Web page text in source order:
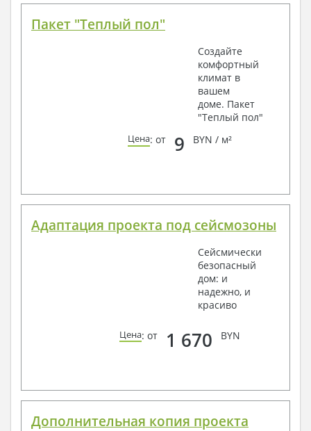
Пакет "Теплый пол"
Создайте
комфортный
климат в
вашем
доме. Пакет
"Теплый пол"
Цена: от 9 BYN / м²
Адаптация проекта под сейсмозоны
Сейсмически
безопасный
дом: и
надежно, и
красиво
Цена: от 1 670 BYN
Дополнительная копия проекта